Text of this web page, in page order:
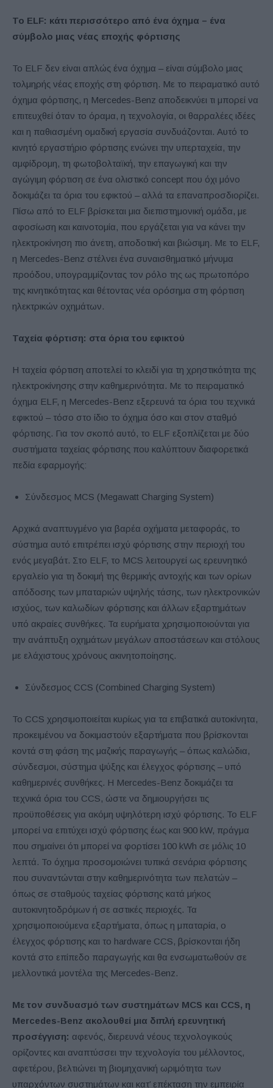
Το ELF: κάτι περισσότερο από ένα όχημα – ένα
σύμβολο μιας νέας εποχής φόρτισης
Το ELF δεν είναι απλώς ένα όχημα – είναι σύμβολο μιας
τολμηρής νέας εποχής στη φόρτιση. Με το πειραματικό αυτό
όχημα φόρτισης, η Mercedes-Benz αποδεικνύει τι μπορεί να
επιτευχθεί όταν το όραμα, η τεχνολογία, οι θαρραλέες ιδέες
και η παθιασμένη ομαδική εργασία συνδυάζονται. Αυτό το
κινητό εργαστήριο φόρτισης ενώνει την υπερταχεία, την
αμφίδρομη, τη φωτοβολταϊκή, την επαγωγική και την
αγώγιμη φόρτιση σε ένα ολιστικό concept που όχι μόνο
δοκιμάζει τα όρια του εφικτού – αλλά τα επαναπροσδιορίζει.
Πίσω από το ELF βρίσκεται μια διεπιστημονική ομάδα, με
αφοσίωση και καινοτομία, που εργάζεται για να κάνει την
ηλεκτροκίνηση πιο άνετη, αποδοτική και βιώσιμη. Με το ELF,
η Mercedes-Benz στέλνει ένα συναισθηματικό μήνυμα
προόδου, υπογραμμίζοντας τον ρόλο της ως πρωτοπόρο
της κινητικότητας και θέτοντας νέα ορόσημα στη φόρτιση
ηλεκτρικών οχημάτων.
Ταχεία φόρτιση: στα όρια του εφικτού
Η ταχεία φόρτιση αποτελεί το κλειδί για τη χρηστικότητα της
ηλεκτροκίνησης στην καθημερινότητα. Με το πειραματικό
όχημα ELF, η Mercedes-Benz εξερευνά τα όρια του τεχνικά
εφικτού – τόσο στο ίδιο το όχημα όσο και στον σταθμό
φόρτισης. Για τον σκοπό αυτό, το ELF εξοπλίζεται με δύο
συστήματα ταχείας φόρτισης που καλύπτουν διαφορετικά
πεδία εφαρμογής:
Σύνδεσμος MCS (Megawatt Charging System)
Αρχικά αναπτυγμένο για βαρέα οχήματα μεταφοράς, το
σύστημα αυτό επιτρέπει ισχύ φόρτισης στην περιοχή του
ενός μεγαβάτ. Στο ELF, το MCS λειτουργεί ως ερευνητικό
εργαλείο για τη δοκιμή της θερμικής αντοχής και των ορίων
απόδοσης των μπαταριών υψηλής τάσης, των ηλεκτρονικών
ισχύος, των καλωδίων φόρτισης και άλλων εξαρτημάτων
υπό ακραίες συνθήκες. Τα ευρήματα χρησιμοποιούνται για
την ανάπτυξη οχημάτων μεγάλων αποστάσεων και στόλους
με ελάχιστους χρόνους ακινητοποίησης.
Σύνδεσμος CCS (Combined Charging System)
Το CCS χρησιμοποιείται κυρίως για τα επιβατικά αυτοκίνητα,
προκειμένου να δοκιμαστούν εξαρτήματα που βρίσκονται
κοντά στη φάση της μαζικής παραγωγής – όπως καλώδια,
σύνδεσμοι, σύστημα ψύξης και έλεγχος φόρτισης – υπό
καθημερινές συνθήκες. Η Mercedes-Benz δοκιμάζει τα
τεχνικά όρια του CCS, ώστε να δημιουργήσει τις
προϋποθέσεις για ακόμη υψηλότερη ισχύ φόρτισης. Το ELF
μπορεί να επιτύχει ισχύ φόρτισης έως και 900 kW, πράγμα
που σημαίνει ότι μπορεί να φορτίσει 100 kWh σε μόλις 10
λεπτά. Το όχημα προσομοιώνει τυπικά σενάρια φόρτισης
που συναντώνται στην καθημερινότητα των πελατών –
όπως σε σταθμούς ταχείας φόρτισης κατά μήκος
αυτοκινητοδρόμων ή σε αστικές περιοχές. Τα
χρησιμοποιούμενα εξαρτήματα, όπως η μπαταρία, ο
έλεγχος φόρτισης και το hardware CCS, βρίσκονται ήδη
κοντά στο επίπεδο παραγωγής και θα ενσωματωθούν σε
μελλοντικά μοντέλα της Mercedes-Benz.
Με τον συνδυασμό των συστημάτων MCS και CCS, η
Mercedes-Benz ακολουθεί μια διπλή ερευνητική
προσέγγιση: αφενός, διερευνά νέους τεχνολογικούς
ορίζοντες και αναπτύσσει την τεχνολογία του μέλλοντος,
αφετέρου, βελτιώνει τη βιομηχανική ωριμότητα των
υπαρχόντων συστημάτων και κατ’ επέκταση την εμπειρία